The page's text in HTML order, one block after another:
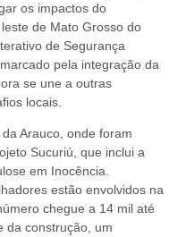
os impactos do
de Mato Grosso do
de Segurança
pela integração da
se une a outras
locais.
Arauco, onde foram
Sucuriú, que inclui a
em Inocência.
estão envolvidos na
chegue a 14 mil até
da construção, um